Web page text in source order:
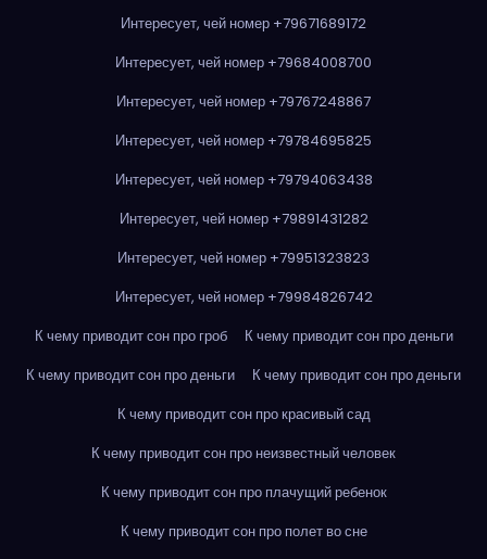
Интересует, чей номер +79671689172
Интересует, чей номер +79684008700
Интересует, чей номер +79767248867
Интересует, чей номер +79784695825
Интересует, чей номер +79794063438
Интересует, чей номер +79891431282
Интересует, чей номер +79951323823
Интересует, чей номер +79984826742
К чему приводит сон про гроб
К чему приводит сон про деньги
К чему приводит сон про деньги
К чему приводит сон про деньги
К чему приводит сон про красивый сад
К чему приводит сон про неизвестный человек
К чему приводит сон про плачущий ребенок
К чему приводит сон про полет во сне